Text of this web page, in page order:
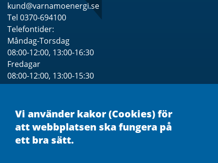
Vi använder kakor (Cookies) för
att webbplatsen ska fungera på
ett bra sätt.
kund@varnamoenergi.se
Tel 0370-694100
Telefontider:
Måndag-Torsdag
08:00-12:00, 13:00-16:30
Fredagar
08:00-12:00, 13:00-15:30